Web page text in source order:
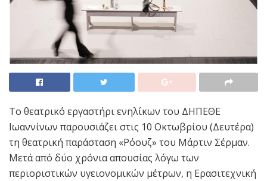
Το θεατρικό εργαστήρι ενηλίκων του ΔΗΠΕΘΕ
Ιωαννίνων παρουσιάζει στις 10 Οκτωβρίου (Δευτέρα)
τη θεατρική παράσταση «Ρόουζ» του Μάρτιν Σέρμαν.
Μετά από δύο χρόνια απουσίας λόγω των
περιοριστικών υγειονομικών μέτρων, η Ερασιτεχνική